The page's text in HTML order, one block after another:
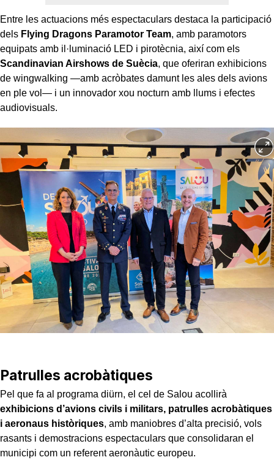
Entre les actuacions més espectaculars destaca la participació
dels Flying Dragons Paramotor Team, amb paramotors
equipats amb il·luminació LED i pirotècnia, així com els
Scandinavian Airshows de Suècia, que oferiran exhibicions
de wingwalking —amb acròbates damunt les ales dels avions
en ple vol— i un innovador xou nocturn amb llums i efectes
audiovisuals.
Patrulles acrobàtiques
Pel que fa al programa diürn, el cel de Salou acollirà
exhibicions d’avions civils i militars, patrulles acrobàtiques
i aeronaus històriques, amb maniobres d’alta precisió, vols
rasants i demostracions espectaculars que consolidaran el
municipi com un referent aeronàutic europeu.